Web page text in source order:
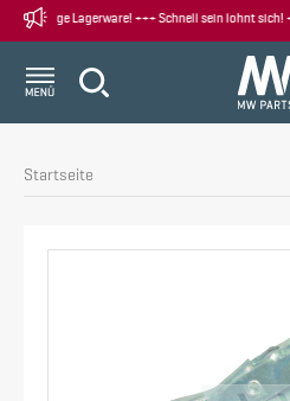
Lagerware! +++ Schnell sein lohnt sich! +++
Startseite